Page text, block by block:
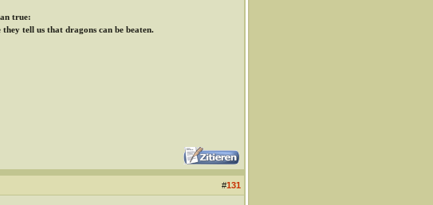
true:
tell us that dragons can be beaten.
#131